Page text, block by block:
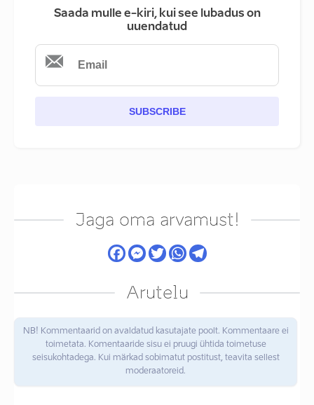
Saada mulle e-kiri, kui see lubadus on
uuendatud
SUBSCRIBE
Jaga oma arvamust!
Arutelu
NB! Kommentaarid on avaldatud kasutajate poolt. Kommentaare ei
toimetata. Komentaaride sisu ei pruugi ühtida toimetuse
seisukohtadega. Kui märkad sobimatut postitust, teavita sellest
moderaatoreid.